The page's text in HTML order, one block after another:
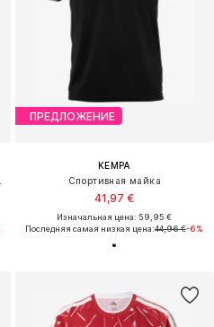
ПРЕДЛОЖЕНИЕ
KEMPA
Спортивная майка
41,97 €
Изначальная цена: 59,95 €
Последняя самая низкая цена:44,96 €-6%